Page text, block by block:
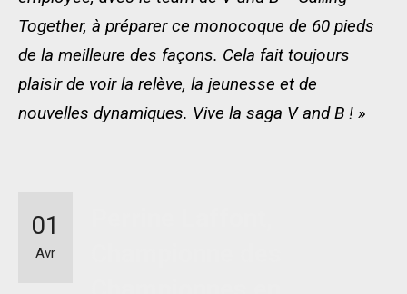
Together, à préparer ce monocoque de 60 pieds
de la meilleure des façons. Cela fait toujours
plaisir de voir la relève, la jeunesse et de
nouvelles dynamiques. Vive la saga V and B ! »
01
Avr